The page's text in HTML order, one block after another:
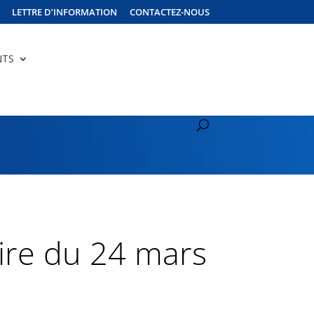
LETTRE D’INFORMATION CONTACTEZ-NOUS
du 24 mars